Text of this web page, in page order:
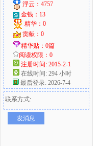
浮云：4757
金钱：13
精华：0
贡献：0
精华贴：0篇
阅读权限：0
注册时间: 2015-2-1
在线时间: 294 小时
最后登录: 2026-7-4
联系方式:
发消息